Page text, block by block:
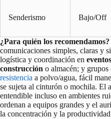
Senderismo Bajo/Off
¿Para quién los recomendamos?
comunicaciones simples, claras y
logística y coordinación en eventos
construcción o almacén; y grupos
resistencia a polvo/agua, fácil
se sujeta al cinturón o mochila. El
entendible incluso en ambientes
ordenan a equipos grandes y el
la concentración y la